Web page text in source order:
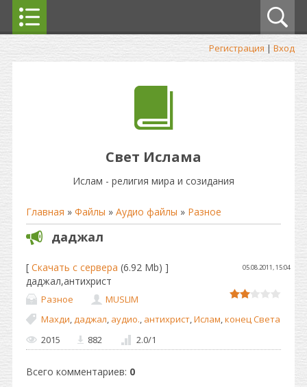
Регистрация | Вход
Свет Ислама
Ислам - религия мира и созидания
Главная » Файлы » Аудио файлы » Разное
даджал
[ Скачать с сервера (6.92 Mb) ] 05.08.2011, 15:04
даджал,антихрист
Разное
MUSLIM
Махди,даджал, аудио., антихрист,Ислам,конец Света
2015
882 2.0/1
Всего комментариев: 0